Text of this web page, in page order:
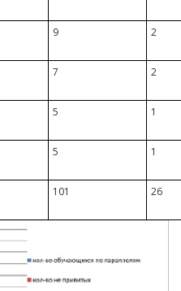
9 2
7 2
5 1
5 1
101 26